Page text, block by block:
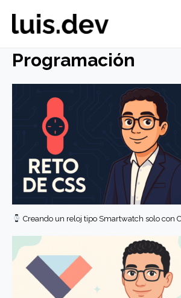
contenido
Programación
Creando un reloj tipo Smartwatch solo con